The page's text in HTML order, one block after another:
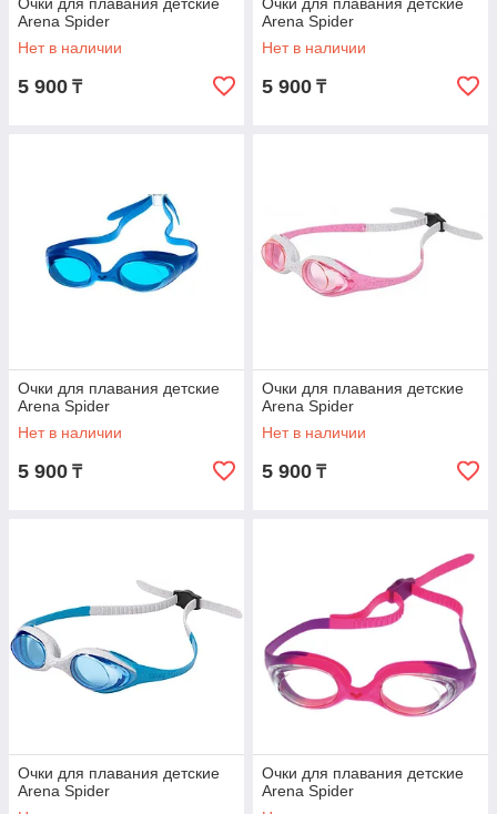
Arena Spider
Нет в наличии
5 900 ₸
Arena Spider
Нет в наличии
5 900 ₸
Очки для плавания детские
Arena Spider
Нет в наличии
5 900 ₸
Очки для плавания детские
Arena Spider
Нет в наличии
5 900 ₸
Очки для плавания детские
Arena Spider
Очки для плавания детские
Arena Spider